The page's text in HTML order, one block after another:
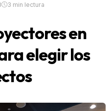
3 min lectura
en
elegir los